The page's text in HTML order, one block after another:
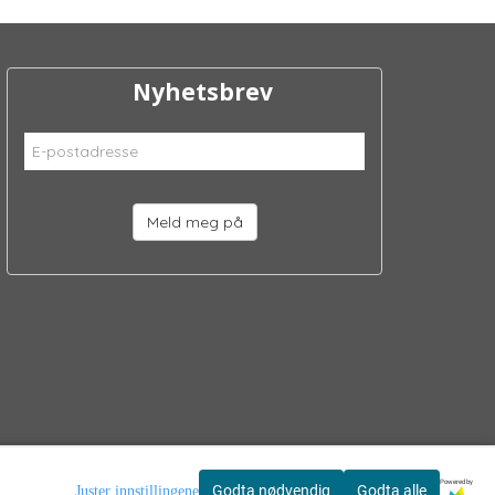
Nyhetsbrev
Meld meg på
Godta nødvendig Godta alle
Powered by
Juster innstillingene